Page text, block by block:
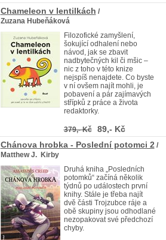
Chameleon v lentilkách /
Zuzana Hubeňáková
Filozofické zamyšlení,
šokující odhalení nebo
návod, jak se zbavit
nadbytečných kil či mšic –
nic z toho v této knize
nejspíš nenajdete. Co byste
v ní ovšem najít mohli, je
pobavení a pár zajímavých
střípků z práce a života
redaktorky.
379,- Kč 89,- Kč
Chánova hrobka - Poslední potomci 2/
Matthew J. Kirby
Druhá kniha „Posledních
potomků“ začíná několik
týdnů po událostech první
knihy. Stále je třeba najít
dvě části Trojzubce ráje a
obě skupiny jsou odhodlané
nezopakovat své předchozí
chyby.